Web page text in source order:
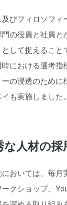
びフィロソフ
の役員と社員と
して捉えること
における選考指
ーの浸透のため
も実施しました。
な人材の採
おいては、毎
ークショップ、